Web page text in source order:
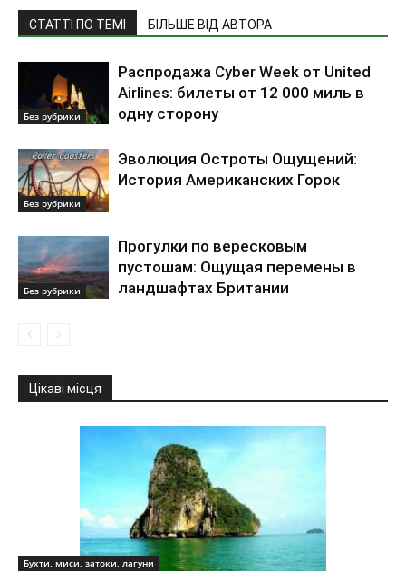
СТАТТІ ПО ТЕМІ БІЛЬШЕ ВІД АВТОРА
Без рубрики
Распродажа Cyber Week от United
Airlines: билеты от 12 000 миль в
одну сторону
Без рубрики
Эволюция Остроты Ощущений:
История Американских Горок
Без рубрики
Прогулки по вересковым
пустошам: Ощущая перемены в
ландшафтах Британии
Цікаві місця
Бухти, миси, затоки, лагуни